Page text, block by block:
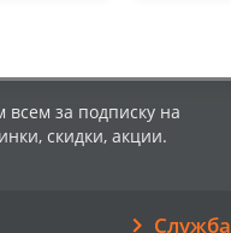
всем за подписку на
скидки, акции.